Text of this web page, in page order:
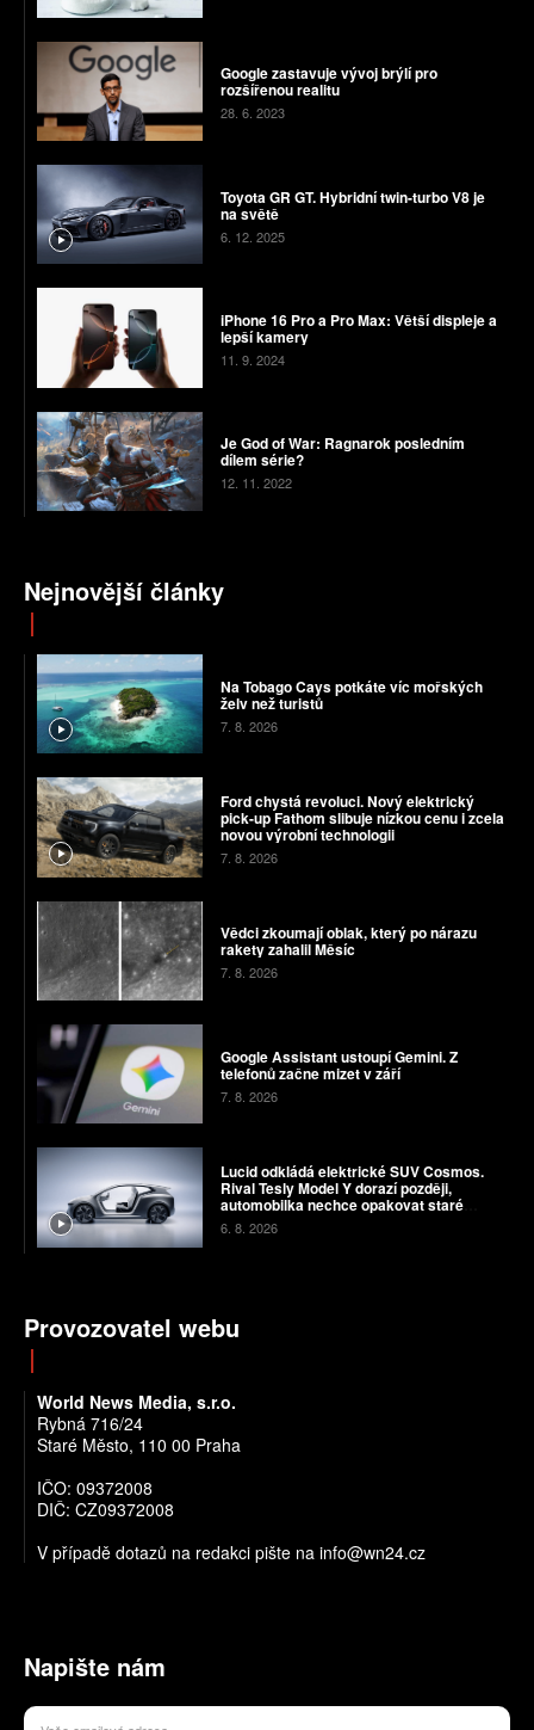
Google zastavuje vývoj brýlí pro
rozšířenou realitu
28. 6. 2023
Toyota GR GT. Hybridní twin-turbo V8 je
na světě
6. 12. 2025
iPhone 16 Pro a Pro Max: Větší displeje a
lepší kamery
11. 9. 2024
Je God of War: Ragnarok posledním
dílem série?
12. 11. 2022
Nejnovější články
Na Tobago Cays potkáte víc mořských
želv než turistů
7. 8. 2026
Ford chystá revoluci. Nový elektrický
pick-up Fathom slibuje nízkou cenu i zcela
novou výrobní technologii
7. 8. 2026
Vědci zkoumají oblak, který po nárazu
rakety zahalil Měsíc
7. 8. 2026
Google Assistant ustoupí Gemini. Z
telefonů začne mizet v září
7. 8. 2026
Lucid odkládá elektrické SUV Cosmos.
Rival Tesly Model Y dorazí později,
automobilka nechce opakovat staré
chyby
6. 8. 2026
Provozovatel webu
World News Media, s.r.o.
Rybná 716/24
Staré Město, 110 00 Praha
IČO: 09372008
DIČ: CZ09372008
V případě dotazů na redakci pište na info@wn24.cz
Napište nám